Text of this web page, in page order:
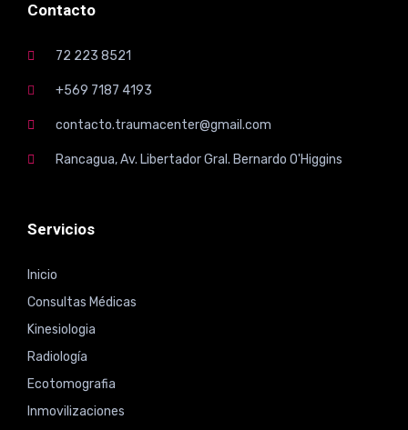
Contacto
72 223 8521
+569 7187 4193
contacto.traumacenter@gmail.com
Rancagua, Av. Libertador Gral. Bernardo O'Higgins
Servicios
Inicio
Consultas Médicas
Kinesiologia
Radiología
Ecotomografia
Inmovilizaciones